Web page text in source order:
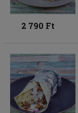
2 790 Ft